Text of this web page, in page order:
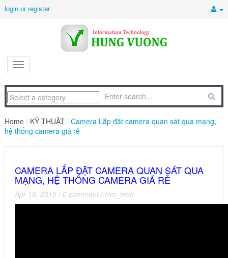
login or register
Home / KỸ THUẬT / Camera Lắp đặt camera quan sát qua mạng,
hệ thống camera giá rẻ
CAMERA LẮP ĐẶT CAMERA QUAN SÁT QUA
MẠNG, HỆ THỐNG CAMERA GIÁ RẺ
Apr 16, 2015 / 0 comment /hvc_tech